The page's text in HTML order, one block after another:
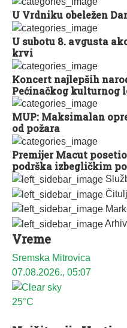
Vreme
Sremska Mitrovica
07.08.2026., 05:07
25°C
U Vrdniku obeležen
U subotu 8. avgusta
krvi
Koncert najlepših
Pećinačkog kulturnog
MUP: Maksimalan
od požara
Premijer Macut
podrška izbegličkim